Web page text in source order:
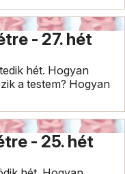
- 27. hét
hét. Hogyan
a testem? Hogyan
- 25. hét